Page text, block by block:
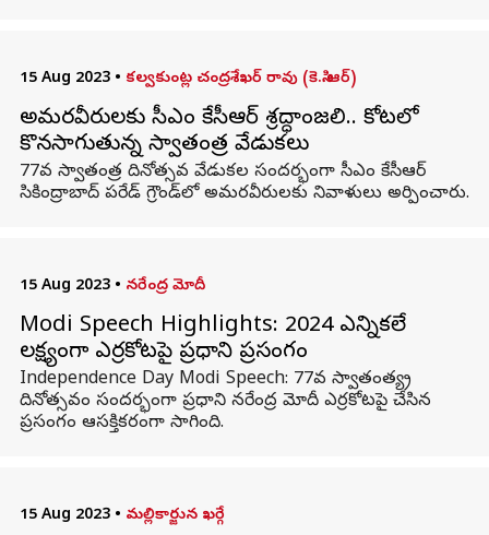
15 Aug 2023 • కల్వకుంట్ల చంద్రశేఖర్ రావు (కె.సి.ఆర్)
అమరవీరులకు సీఎం కేసీఆర్‌ శ్రద్ధాంజలి.. కోటలో
కొనసాగుతున్న స్వాతంత్ర వేడుకలు
77వ స్వాతంత్ర దినోత్స‌వ వేడుక‌ల‌ సందర్భంగా సీఎం కేసీఆర్
సికింద్రాబాద్ పరేడ్ గ్రౌండ్‌లో అమరవీరులకు నివాళులు అర్పించారు.
15 Aug 2023 • నరేంద్ర మోదీ
Modi Speech Highlights: 2024 ఎన్నికలే
లక్ష్యంగా ఎర్రకోటపై ప్రధాని ప్రసంగం
Independence Day Modi Speech: 77వ స్వాతంత్య్ర
దినోత్సవం సందర్భంగా ప్రధాని నరేంద్ర మోదీ ఎర్రకోటపై చేసిన
ప్రసంగం ఆసక్తికరంగా సాగింది.
15 Aug 2023 • మల్లికార్జున ఖర్గే